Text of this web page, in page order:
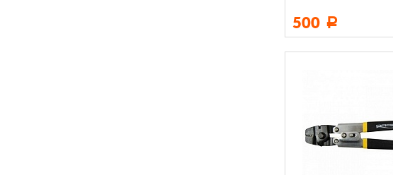
500 Р